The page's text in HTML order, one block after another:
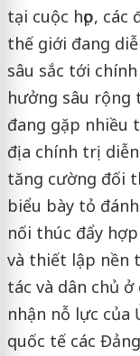
tại cuộc họp,
thế giới đang
sâu sắc tới
hưởng sâu rộng
đang gặp nhiều
địa chính trị
tăng cường đối
biểu bày tỏ
nối thúc đẩy
và thiết lập nền
tác và dân chủ
nhận nỗ lực
quốc tế các